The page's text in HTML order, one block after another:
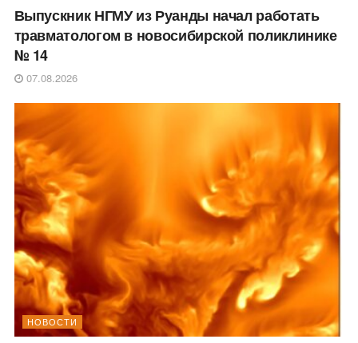
Выпускник НГМУ из Руанды начал работать
травматологом в новосибирской поликлинике
№ 14
07.08.2026
НОВОСТИ